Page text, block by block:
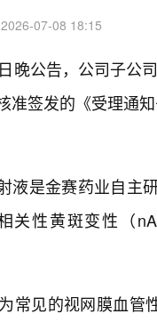
2026-07-08 18:15
晚公告，公司子
准签发的《受理通
液是金赛药业自主
关性黄斑变性（
常见的视网膜血